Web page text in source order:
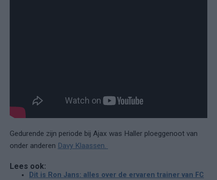
Gedurende zijn periode bij Ajax was Haller ploeggenoot van
onder anderen Davy Klaassen.
Lees ook:
Dit is Ron Jans: alles over de ervaren trainer van FC